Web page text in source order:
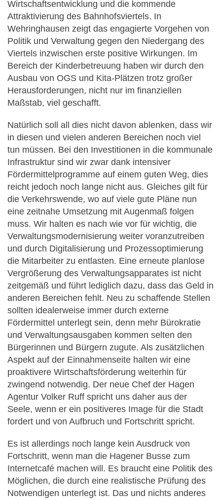
Wirtschaftsentwicklung und die kommende
Attraktivierung des Bahnhofsviertels. In
Wehringhausen zeigt das engagierte Vorgehen von
Politik und Verwaltung gegen den Niedergang des
Viertels inzwischen erste positive Wirkungen. Im
Bereich der Kinderbetreuung haben wir durch den
Ausbau von OGS und Kita-Plätzen trotz großer
Herausforderungen, nicht nur im finanziellen
Maßstab, viel geschafft.
Natürlich soll all dies nicht davon ablenken, dass wir
in diesen und vielen anderen Bereichen noch viel
tun müssen. Bei den Investitionen in die kommunale
Infrastruktur sind wir zwar dank intensiver
Fördermittelprogramme auf einem guten Weg, dies
reicht jedoch noch lange nicht aus. Gleiches gilt für
die Verkehrswende, wo auf viele gute Pläne nun
eine zeitnahe Umsetzung mit Augenmaß folgen
muss. Wir halten es nach wie vor für wichtig, die
Verwaltungsmodernisierung weiter voranzutreiben
und durch Digitalisierung und Prozessoptimierung
die Mitarbeiter zu entlasten. Eine erneute planlose
Vergrößerung des Verwaltungsapparates ist nicht
zeitgemäß und führt lediglich dazu, dass das Geld in
anderen Bereichen fehlt. Neu zu schaffende Stellen
sollten idealerweise immer durch externe
Fördermittel unterlegt sein, denn mehr Bürokratie
und Verwaltungsausgaben kommen selten den
Bürgerinnen und Bürgern zugute. Als zusätzlichen
Aspekt auf der Einnahmenseite halten wir eine
proaktivere Wirtschaftsförderung weiterhin für
zwingend notwendig. Der neue Chef der Hagen
Agentur Volker Ruff spricht uns daher aus der
Seele, wenn er ein positiveres Image für die Stadt
fordert und von Aufbruch und Fortschritt spricht.
Es ist allerdings noch lange kein Ausdruck von
Fortschritt, wenn man die Hagener Busse zum
Internetcafé machen will. Es braucht eine Politik des
Möglichen, die durch eine realistische Prüfung des
Notwendigen unterlegt ist. Das und nichts anderes